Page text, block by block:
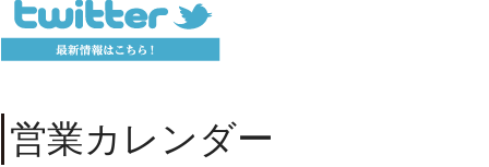
営業カレンダー